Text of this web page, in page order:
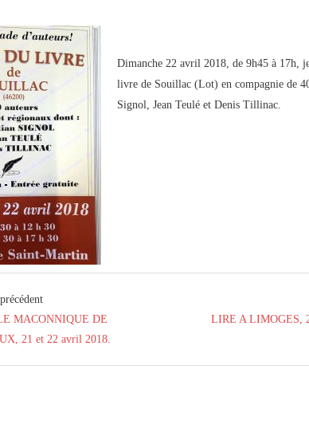
Dimanche 22 avril 2018, de 9h45 à 17h,
livre de Souillac (Lot) en compagnie de
Signol, Jean Teulé et Denis Tillinac.
MACONNIQUE DE
21 et 22 avril 2018.
LIRE A LIMOGES,